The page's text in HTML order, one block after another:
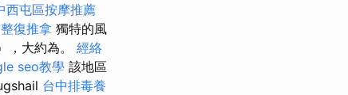
西屯區按摩推薦
復推拿 獨特的風
，大約為。 經絡
seo教學 該地區
台中排毒養